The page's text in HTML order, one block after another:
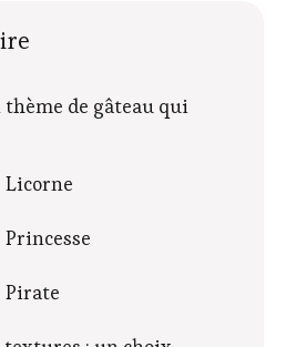
de gâteau qui
Licorne
Pirate